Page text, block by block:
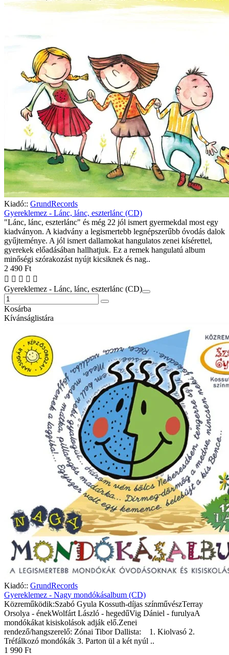
Kiadó:: GrundRecords
Gyereklemez - Lánc, lánc, eszterlánc (CD)
"Lánc, lánc, eszterlánc" és még 22 jól ismert gyermekdal most egy
kiadványon. A kiadvány a legismertebb legnépszerűbb óvodás dalok
gyűjteménye. A jól ismert dallamokat hangulatos zenei kísérettel,
gyerekek előadásában hallhatjuk. Ez a remek hangulatú album
minőségi szórakozást nyújt kicsiknek és nag..
2 490 Ft
Gyereklemez - Lánc, lánc, eszterlánc (CD)
Kosárba
Kívánságlistára
Kiadó:: GrundRecords
Gyereklemez - Nagy mondókásalbum (CD)
Közreműködik:Szabó Gyula Kossuth-díjas színművészTerray
Orsolya - énekWolfárt László - hegedűVig Dániel - furulyaA
mondókákat kisiskolások adják elő.Zenei
rendező/hangszerelő: Zónai Tibor Dallista: 1. Kiolvasó 2.
Tréfálkozó mondókák 3. Parton ül a két nyúl ..
1 990 Ft